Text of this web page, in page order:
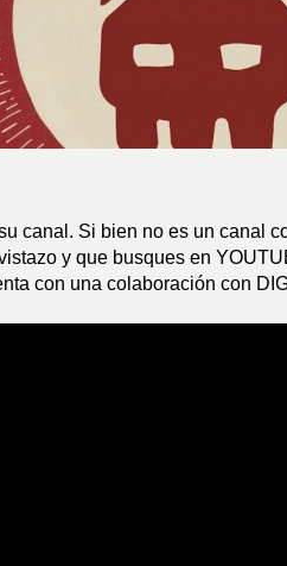
canal. Si bien no es un canal
y que busques en
con una colaboración con